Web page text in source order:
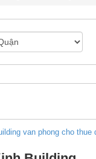
van phong cho thue